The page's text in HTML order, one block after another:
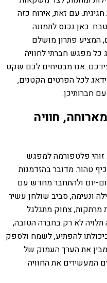
חגיגית. עם זאת, אירוח כזה
כאן נכנס לתמונה
המציע פתרון מושלם
כל מפגש חברתי לחוויה
אנו מבטיחים לכם שקט
לכל הפרטים הקטנים,
חברותיכן.
חוויה
פלטפורמה למפגש
טהור. מדובר בהזדמנות
יום ולהתחבר מחדש עם
ונעימה, סביב שולחן עשיר
מרתקות, צחוק מתגלגל
תלויה לא רק בחברה הטובה,
להפתיע, לשמח ולספק
מבין את הערך העמוק של
המעשירים את החוויה